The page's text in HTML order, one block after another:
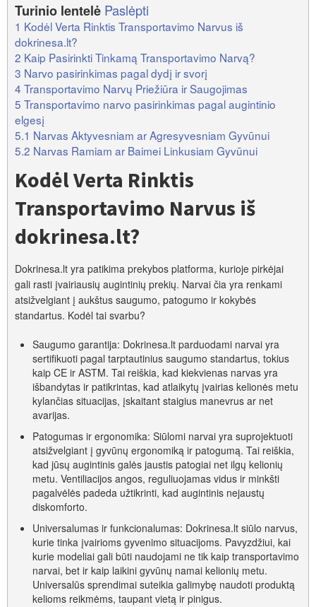
Turinio lentelė Paslėpti
1 Kodėl Verta Rinktis Transportavimo Narvus iš
dokrinesa.lt?
2 Kaip Pasirinkti Tinkamą Transportavimo Narvą?
3 Narvo pasirinkimas pagal dydį ir svorį
4 Transportavimo Narvų Priežiūra ir Saugojimas
5 Transportavimo narvo pasirinkimas pagal augintinio
elgesį
5.1 Narvas Aktyvesniam ar Agresyvesniam Gyvūnui
5.2 Narvas Ramiam ar Baimei Linkusiam Gyvūnui
Kodėl Verta Rinktis
Transportavimo Narvus iš
dokrinesa.lt?
Dokrinesa.lt yra patikima prekybos platforma, kurioje pirkėjai
gali rasti įvairiausių augintinių prekių. Narvai čia yra renkami
atsižvelgiant į aukštus saugumo, patogumo ir kokybės
standartus. Kodėl tai svarbu?
Saugumo garantija: Dokrinesa.lt parduodami narvai yra
sertifikuoti pagal tarptautinius saugumo standartus, tokius
kaip CE ir ASTM. Tai reiškia, kad kiekvienas narvas yra
išbandytas ir patikrintas, kad atlaikytų įvairias kelionės metu
kylančias situacijas, įskaitant staigius manevrus ar net
avarijas.
Patogumas ir ergonomika: Siūlomi narvai yra suprojektuoti
atsižvelgiant į gyvūnų ergonomiką ir patogumą. Tai reiškia,
kad jūsų augintinis galės jaustis patogiai net ilgų kelionių
metu. Ventiliacijos angos, reguliuojamas vidus ir minkšti
pagalvėlės padeda užtikrinti, kad augintinis nejaustų
diskomforto.
Universalumas ir funkcionalumas: Dokrinesa.lt siūlo narvus,
kurie tinka įvairioms gyvenimo situacijoms. Pavyzdžiui, kai
kurie modeliai gali būti naudojami ne tik kaip transportavimo
narvai, bet ir kaip laikini gyvūnų namai kelionių metu.
Universalūs sprendimai suteikia galimybę naudoti produktą
kelioms reikmėms, taupant vietą ir pinigus.